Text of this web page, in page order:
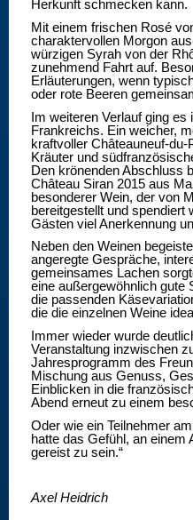
Herkunft schmecken kann.
Mit einem frischen Rosé
charaktervollen Morgon
würzigen Syrah von der
zunehmend Fahrt auf.
Erläuterungen, wenn
oder rote Beeren
Im weiteren Verlauf ging
Frankreichs. Ein weicher,
kraftvoller Châteauneuf-
Kräuter und
Den krönenden Abschluss
Château Siran 2015 aus
besonderer Wein, der von
bereitgestellt und spendiert
Gästen viel Anerkennung
Neben den Weinen
angeregte Gespräche,
gemeinsames Lachen
eine außergewöhnlich gute
die passenden
die die einzelnen Weine
Immer wieder wurde
Veranstaltung inzwischen
Jahresprogramm des
Mischung aus Genuss,
Einblicken in die
Abend erneut zu einem
Oder wie ein Teilnehmer
hatte das Gefühl, an einem
gereist zu sein.“
Axel Heidrich